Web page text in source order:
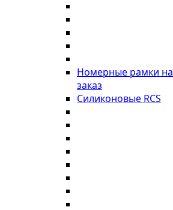
Номерные рамки на
заказ
Силиконовые RCS